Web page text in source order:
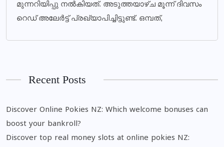
മുന്നറിയിപ്പു നല്‍കിയത്. അടുത്തയാഴ്ച മൂന്ന് ദിവസം
റെഡ് അലേര്‍ട്ട് പ്രഖ്യാപിച്ചിട്ടുണ്ട്. ഒമ്പത്,
Recent Posts
Discover Online Pokies NZ: Which welcome bonuses can
boost your bankroll?
Discover top real money slots at online pokies NZ: